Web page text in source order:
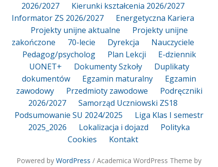
2026/2027
Kierunki kształcenia 2026/2027
Informator ZS 2026/2027
Energetyczna Kariera
Projekty unijne aktualne
Projekty unijne
zakończone
70-lecie Dyrekcja
Nauczyciele
Pedagog/psycholog
Plan Lekcji
E-dziennik
UONET+
Dokumenty Szkoły
Duplikaty
dokumentów
Egzamin maturalny
Egzamin
zawodowy
Przedmioty zawodowe
Podręczniki
2026/2027
Samorząd Uczniowski ZS18
Podsumowanie SU 2024/2025
Liga Klas I semestr
2025_2026
Lokalizacja i dojazd
Polityka
Cookies
Kontakt
Powered by WordPress / Academica WordPress Theme by